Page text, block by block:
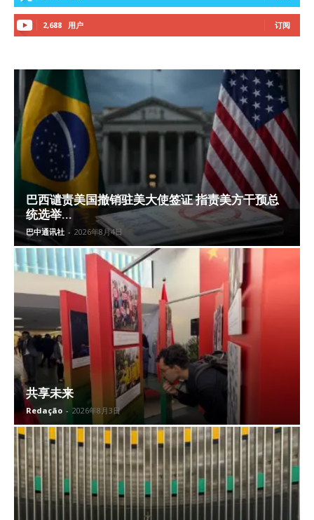
2,688 用户 订阅
巴西谴责美国撤销驻美大使签证 指责美方干预总
统选举...
巴中通讯社 - 2026年8月4日
共享未来
Redação - 2026年8月3日